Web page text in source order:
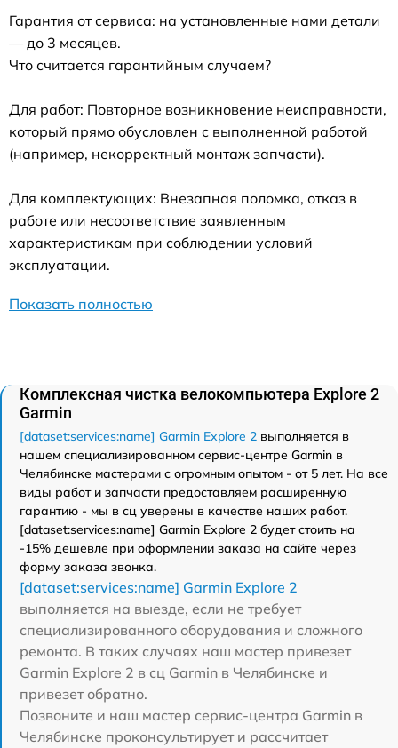
Гарантия от сервиса: на установленные нами детали
— до 3 месяцев.
Что считается гарантийным случаем?
Для работ: Повторное возникновение неисправности,
который прямо обусловлен с выполненной работой
(например, некорректный монтаж запчасти).
Для комплектующих: Внезапная поломка, отказ в
работе или несоответствие заявленным
характеристикам при соблюдении условий
эксплуатации.
Показать полностью
Комплексная чистка велокомпьютера Explore 2
Garmin
[dataset:services:name] Garmin Explore 2 выполняется в
нашем специализированном сервис-центре Garmin в
Челябинске мастерами с огромным опытом - от 5 лет. На все
виды работ и запчасти предоставляем расширенную
гарантию - мы в сц уверены в качестве наших работ.
[dataset:services:name] Garmin Explore 2 будет стоить на
-15% дешевле при оформлении заказа на сайте через
форму заказа звонка.
[dataset:services:name] Garmin Explore 2
выполняется на выезде, если не требует
специализированного оборудования и сложного
ремонта. В таких случаях наш мастер привезет
Garmin Explore 2 в сц Garmin в Челябинске и
привезет обратно.
Позвоните и наш мастер сервис-центра Garmin в
Челябинске проконсультирует и рассчитает